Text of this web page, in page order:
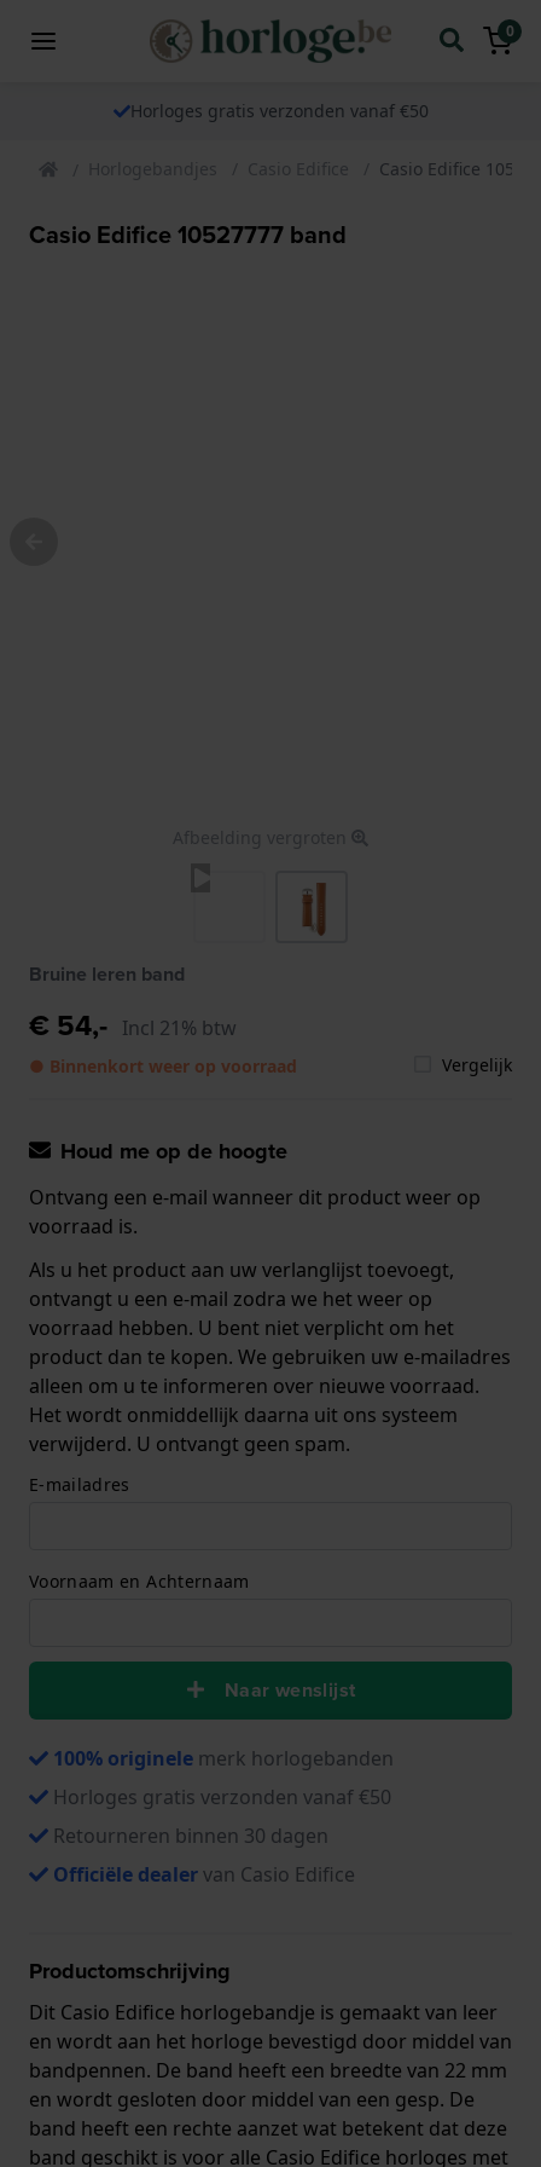
0
Horloges gratis verzonden vanaf €50
Horlogebandjes Casio Edifice Casio Edifice
Casio Edifice 10527777 band
Afbeelding vergroten
Bruine leren band
€ 54,- Incl 21% btw
● Binnenkort weer op voorraad Vergelijk
Houd me op de hoogte
Ontvang een e-mail wanneer dit product weer op
voorraad is.
Als u het product aan uw verlanglijst toevoegt,
ontvangt u een e-mail zodra we het weer op
voorraad hebben. U bent niet verplicht om het
product dan te kopen. We gebruiken uw e-mailadres
alleen om u te informeren over nieuwe voorraad.
Het wordt onmiddellijk daarna uit ons systeem
verwijderd. U ontvangt geen spam.
E-mailadres
Voornaam en Achternaam
Naar wenslijst
100% originele merk horlogebanden
Horloges gratis verzonden vanaf €50
Retourneren binnen 30 dagen
Officiële dealervan Casio Edifice
Productomschrijving
Dit Casio Edifice horlogebandje is gemaakt van leer
en wordt aan het horloge bevestigd door middel van
bandpennen. De band heeft een breedte van 22 mm
en wordt gesloten door middel van een gesp. De
band heeft een rechte aanzet wat betekent dat deze
band geschikt is voor alle Casio Edifice horloges met